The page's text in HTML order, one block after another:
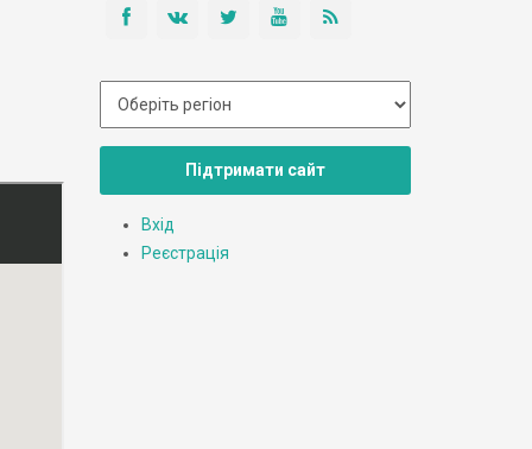
Підтримати сайт
Вхід
Реєстрація